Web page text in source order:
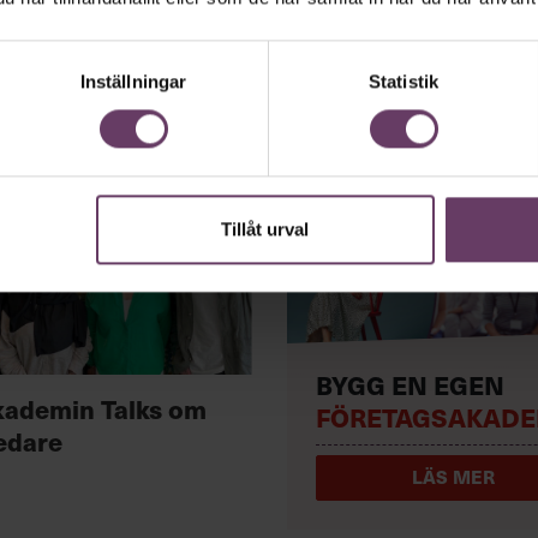
Inställningar Statistik
Tillåt urval
Talks om
BYGG EN EGEN
LÄS MER